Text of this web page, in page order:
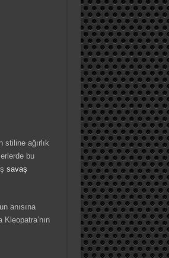
stiline ağırlık
bu
savaş
anısına